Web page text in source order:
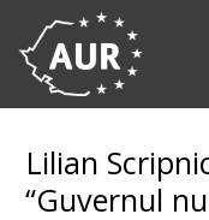
Lilian
“Guvernul